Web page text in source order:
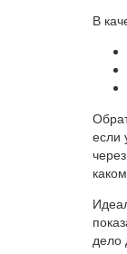
В
если
дело